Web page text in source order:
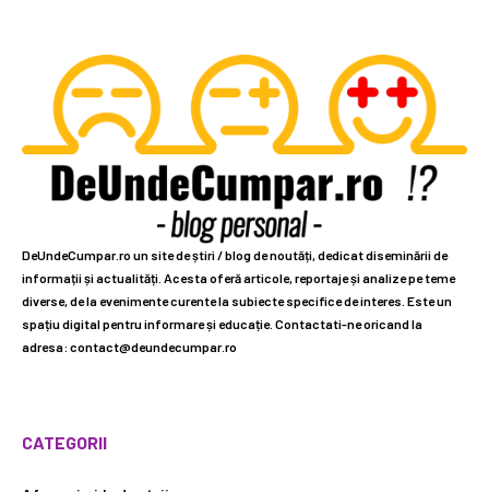
DeUndeCumpar.ro un site de știri / blog de noutăți, dedicat diseminării de
informații și actualități. Acesta oferă articole, reportaje și analize pe teme
diverse, de la evenimente curente la subiecte specifice de interes. Este un
spațiu digital pentru informare și educație. Contactati-ne oricand la
adresa: contact@deundecumpar.ro
CATEGORII